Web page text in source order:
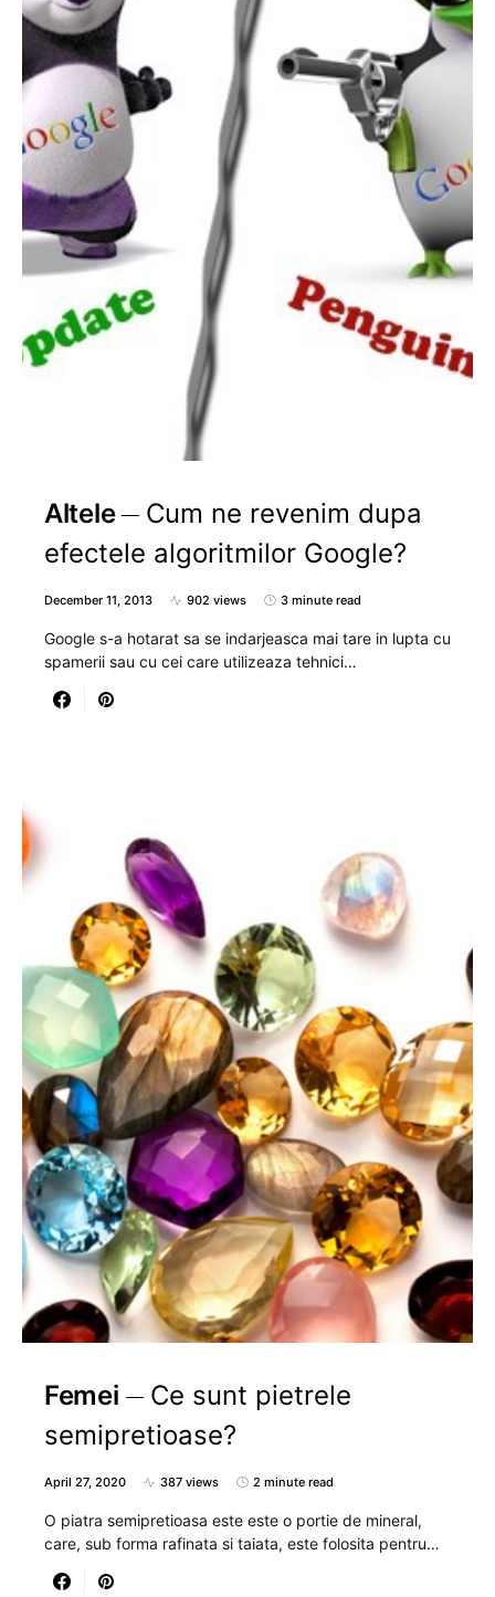
Altele
Cum ne revenim dupa
efectele algoritmilor Google?
December 11, 2013 902 views 3 minute read
Google s-a hotarat sa se indarjeasca mai tare in lupta cu
spamerii sau cu cei care utilizeaza tehnici…
Femei
Ce sunt pietrele
semipretioase?
April 27, 2020 387 views 2 minute read
O piatra semipretioasa este este o portie de mineral,
care, sub forma rafinata si taiata, este folosita pentru…